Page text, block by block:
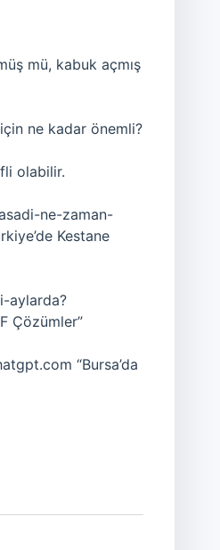
mü, kabuk açmış
ne kadar önemli?
olabilir.
ne-zaman-
Kestane
aylarda?
Çözümler”
“Bursa’da